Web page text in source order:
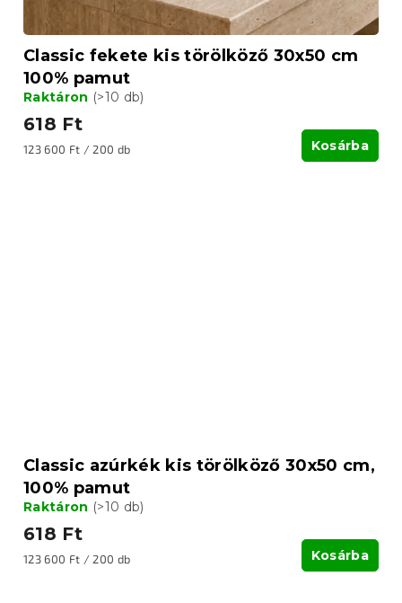
Classic fekete kis törölköző 30x50 cm
100% pamut
Raktáron (>10 db)
618 Ft
Egységár:
123 600 Ft / 200 db Kosárba
Classic azúrkék kis törölköző 30x50 cm,
100% pamut
Raktáron (>10 db)
618 Ft
Egységár:
123 600 Ft / 200 db Kosárba